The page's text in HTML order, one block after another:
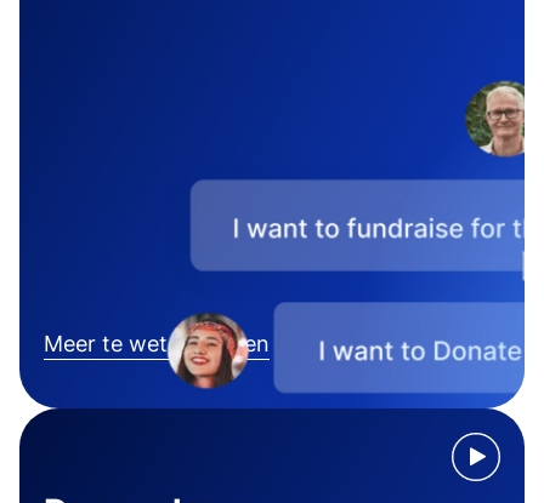
Meer te weten komen